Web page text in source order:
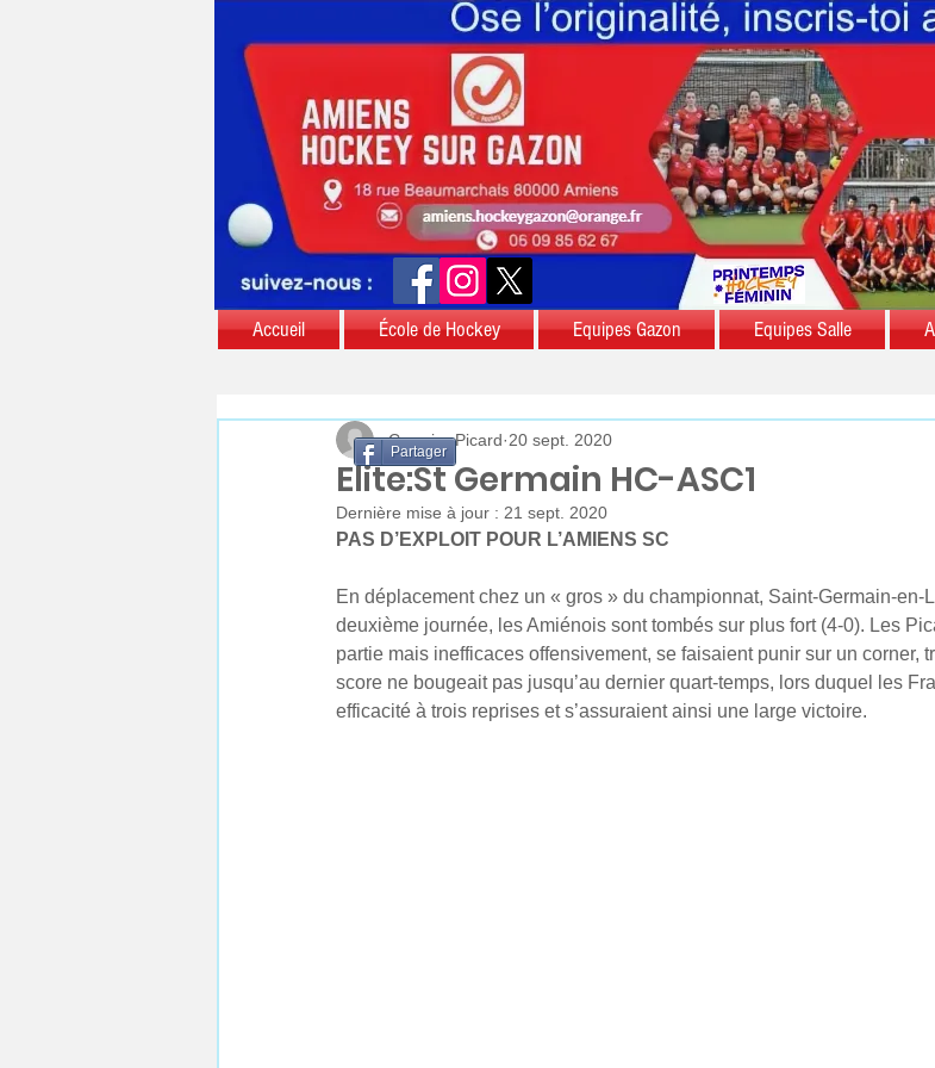
Accueil École de Hockey Equipes Gazon Equipes Salle
Elite:St Germain HC-ASC1
Courrier Picard 20 sept. 2020
Dernière mise à jour : 21 sept. 2020
PAS D’EXPLOIT POUR L’AMIENS SC
En déplacement chez un « gros » du championnat, Saint-Germain-en-
deuxième journée, les Amiénois sont tombés sur plus fort (4-0). Les
partie mais inefficaces offensivement, se faisaient punir sur un corner,
score ne bougeait pas jusqu’au dernier quart-temps, lors duquel les
efficacité à trois reprises et s’assuraient ainsi une large victoire.
Partager